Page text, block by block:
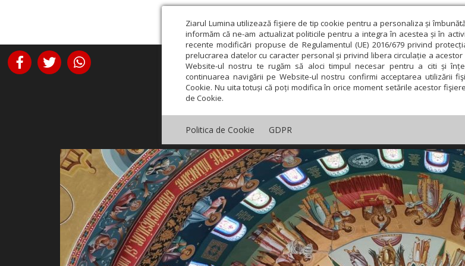
Ziarul Lumina utilizează fişiere de tip cookie pentru a personaliza și
informăm că ne-am actualizat politicile pentru a integra în acestea și în
recente modificări propuse de Regulamentul (UE) 2016/679 privind
prelucrarea datelor cu caracter personal și privind libera circulație a
Website-ul nostru te rugăm să aloci timpul necesar pentru a citi și
continuarea navigării pe Website-ul nostru confirmi acceptarea utilizării
Cookie. Nu uita totuși că poți modifica în orice moment setările acestor
de Cookie.
Politica de Cookie GDPR